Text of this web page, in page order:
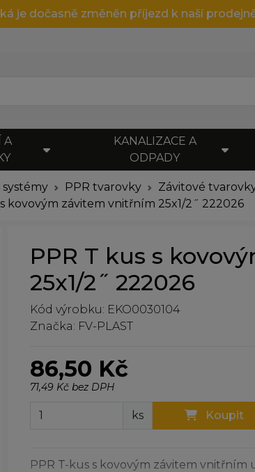
je dočasně změněn příjezd k naší
A
KANALIZACE A
ODPADY
PPR tvarovky Závitové
kovovým závitem vnitřním 25x1/2˝ 222026
PPR T kus s
25x1/2˝ 222026
Kód výrobku: EKO0030104
Značka: FV-PLAST
86,50 Kč
71,49 Kč bez DPH
ks Koupit
PPR T-kus s kovovým závitem